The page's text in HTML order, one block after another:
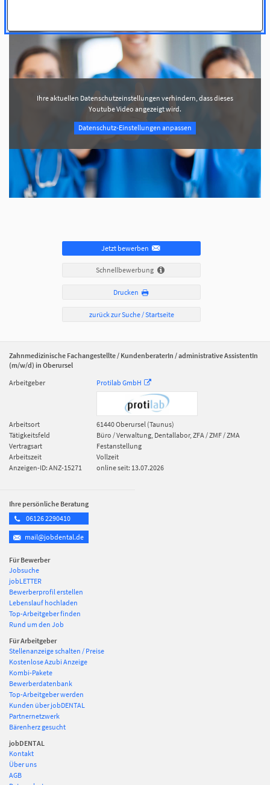
Ihre aktuellen Datenschutzeinstellungen verhindern, dass dieses
Youtube Video angezeigt wird.
Datenschutz-Einstellungen anpassen
Jetzt bewerben
Schnellbewerbung
Drucken
zurück zur Suche / Startseite
Zahnmedizinische Fachangestellte / KundenberaterIn / administrative AssistentIn
(m/w/d) in Oberursel
Arbeitgeber
Protilab GmbH
Arbeitsort 61440Oberursel (Taunus)
Tätigkeitsfeld
Büro / Verwaltung, Dentallabor, ZFA / ZMF / ZMA
Vertragsart
Festanstellung
Arbeitszeit
Vollzeit
Anzeigen-ID: ANZ-15271
online seit: 13.07.2026
Ihre persönliche Beratung
06126 2290410
mail@jobdental.de
Für Bewerber
Jobsuche
jobLETTER
Bewerberprofil erstellen
Lebenslauf hochladen
Top-Arbeitgeber finden
Rund um den Job
Für Arbeitgeber
Stellenanzeige schalten / Preise
Kostenlose Azubi Anzeige
Kombi-Pakete
Bewerberdatenbank
Top-Arbeitgeber werden
Kunden über jobDENTAL
Partnernetzwerk
Bärenherz gesucht
jobDENTAL
Kontakt
Über uns
AGB